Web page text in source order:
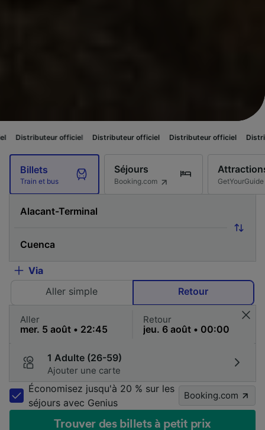
officiel Distributeur officiel Distributeur officiel Distributeur
Billets
Train et bus
Séjours
Booking.com GetYourGuide
Via
Aller simple
Retour
Aller Retour
1 Adulte (26-59)
Ajouter une carte
Économisez jusqu'à 20 % sur les
séjours avec Genius
Booking.com
Trouver des billets à petit prix